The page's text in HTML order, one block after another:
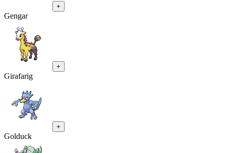
+
Gengar
+
Girafarig
+
Golduck